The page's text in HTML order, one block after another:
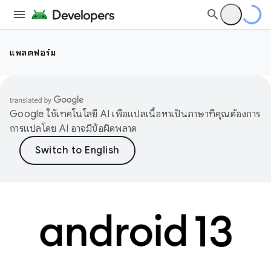
แพลตฟอร์ม
Google ใช้เทคโนโลยี AI เพื่อแปลเนื้อหาเป็นภาษาที่คุณต้องการ
การแปลโดย AI อาจมีข้อผิดพลาด